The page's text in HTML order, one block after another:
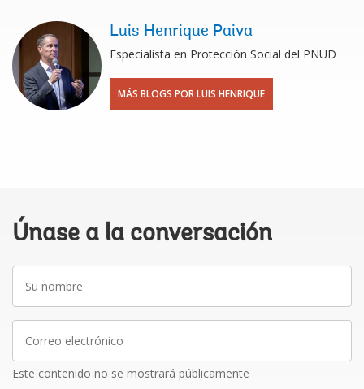
Luis Henrique Paiva
Especialista en Protección Social del PNUD
MÁS BLOGS POR LUIS HENRIQUE
Únase a la conversación
nombre
electrónico
Este contenido no se mostrará públicamente